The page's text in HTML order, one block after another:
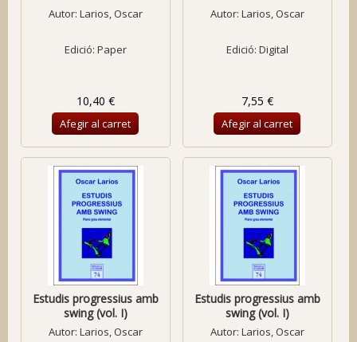
Autor: Larios, Oscar
Edició: Paper
10,40 €
Afegir al carret
Autor: Larios, Oscar
Edició: Digital
7,55 €
Afegir al carret
Estudis progressius amb
swing (vol. I)
Autor: Larios, Oscar
Estudis progressius amb
swing (vol. I)
Autor: Larios, Oscar